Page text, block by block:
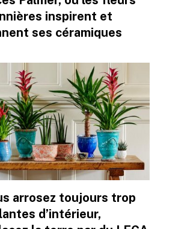
inspirent et
ses céramiques
arrosez toujours trop
d’intérieur,